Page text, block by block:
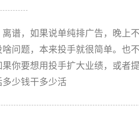
离谱，如果说单纯排广告，晚上
啥问题，本来投手就很简单。也
果你要想用投手扩大业绩，或者
多少钱干多少活